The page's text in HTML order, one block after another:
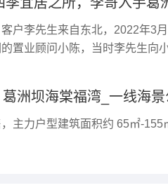
客户李先生来自东北，2022年3
的置业顾问小陈，当时李先生向
葛洲坝海棠福湾_一线海
主力户型建筑面积约 65㎡-155